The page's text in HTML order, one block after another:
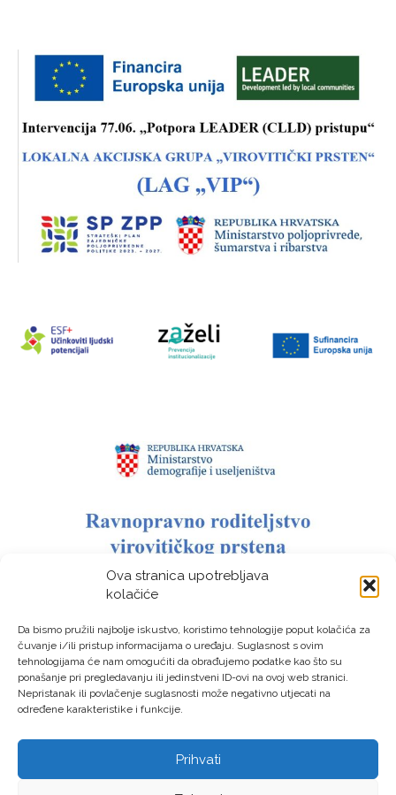
Ova stranica upotrebljava
kolačiće
Da bismo pružili najbolje iskustvo, koristimo tehnologije poput kolačića za
čuvanje i/ili pristup informacijama o uređaju. Suglasnost s ovim
tehnologijama će nam omogućiti da obrađujemo podatke kao što su
ponašanje pri pregledavanju ili jedinstveni ID-ovi na ovoj web stranici.
Nepristanak ili povlačenje suglasnosti može negativno utjecati na
određene karakteristike i funkcije.
Prihvati
LAG “Virovitički prsten” © Sva prava pridržana – Izrada: